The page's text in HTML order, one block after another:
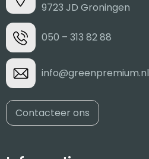
9723 JD Groningen
050 – 313 82 88
info@greenpremium.nl
Contacteer ons